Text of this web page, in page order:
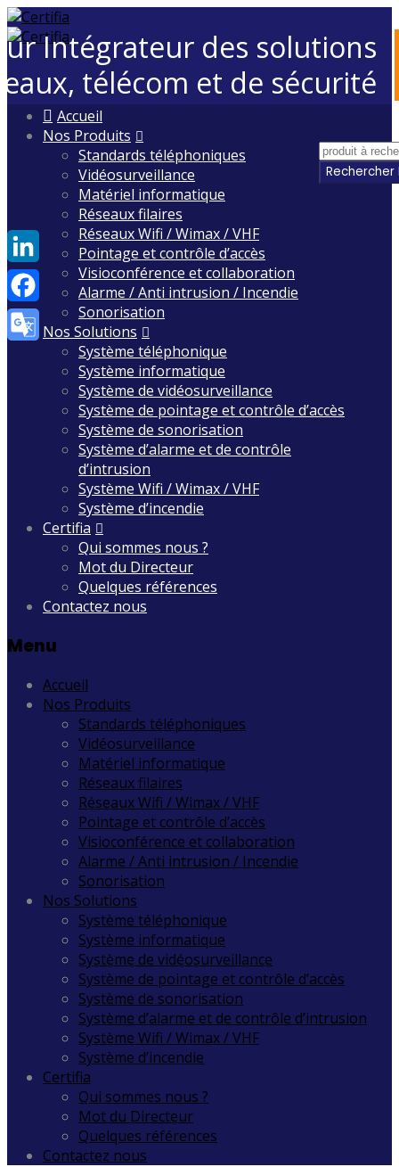
Intégrateur des solutions
télécom et de sécurité
Skip
Accueil
Nos Produits
Standards téléphoniques
Vidéosurveillance
Matériel informatique
Réseaux filaires
Réseaux Wifi / Wimax / VHF
Pointage et contrôle d’accès
Visioconférence et collaboration
Alarme / Anti intrusion / Incendie
Sonorisation
Nos Solutions
Système téléphonique
Système informatique
Système de vidéosurveillance
Système de pointage et contrôle d’accès
Système de sonorisation
Système d’alarme et de contrôle
d’intrusion
Système Wifi / Wimax / VHF
Système d’incendie
Certifia
Qui sommes nous ?
Mot du Directeur
Quelques références
Contactez nous
Menu
Accueil
Nos Produits
Standards téléphoniques
Vidéosurveillance
Matériel informatique
Réseaux filaires
Réseaux Wifi / Wimax / VHF
Pointage et contrôle d’accès
Visioconférence et collaboration
Alarme / Anti intrusion / Incendie
Sonorisation
Nos Solutions
Système téléphonique
Système informatique
Système de vidéosurveillance
Système de pointage et contrôle d’accès
Système de sonorisation
Système d’alarme et de contrôle d’intrusion
Système Wifi / Wimax / VHF
Système d’incendie
Certifia
Qui sommes nous ?
Mot du Directeur
Quelques références
Contactez nous
LinkedIn
Facebook
Translate